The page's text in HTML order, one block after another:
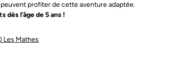
peuvent profiter de cette aventure adaptée.
l’âge de 5 ans !
Les Mathes